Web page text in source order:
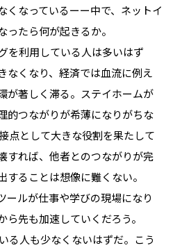
くなっているーー中で、ネットイ
たら何が起きるか。
を利用している人は多いはず
なくなり、経済では血流に例え
が著しく滞る。ステイホームが
的つながりが希薄になりがちな
点として大きな役割を果たして
すれば、他者とのつながりが完
ることは想像に難くない。
ルが仕事や学びの現場になり
先も加速していくだろう。
る人も少なくないはずだ。こう